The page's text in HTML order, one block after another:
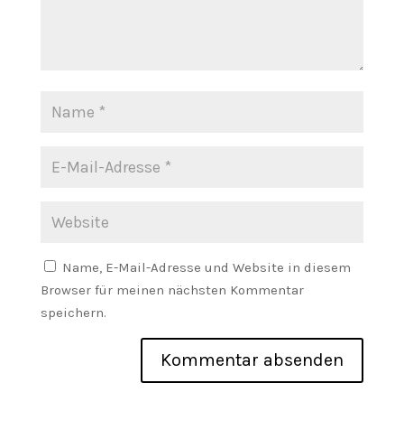
Name, E-Mail-Adresse und Website in diesem
Browser für meinen nächsten Kommentar
speichern.